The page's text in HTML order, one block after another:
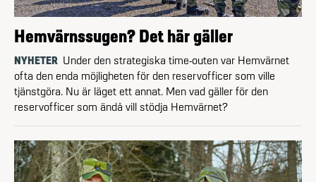
Hemvärnssugen? Det här gäller
NYHETER Under den strategiska time-outen var Hemvärnet
ofta den enda möjligheten för den reserv­officer som ville
tjänstgöra. Nu är läget ett annat. Men vad gäller för den
reservofficer som ändå vill stödja Hemvärnet?